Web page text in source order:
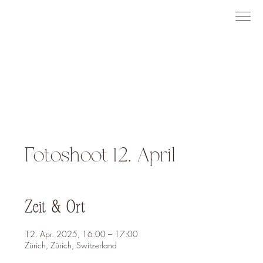
Fotoshoot 12. April
Zeit & Ort
12. Apr. 2025, 16:00 – 17:00
Zürich, Zürich, Switzerland